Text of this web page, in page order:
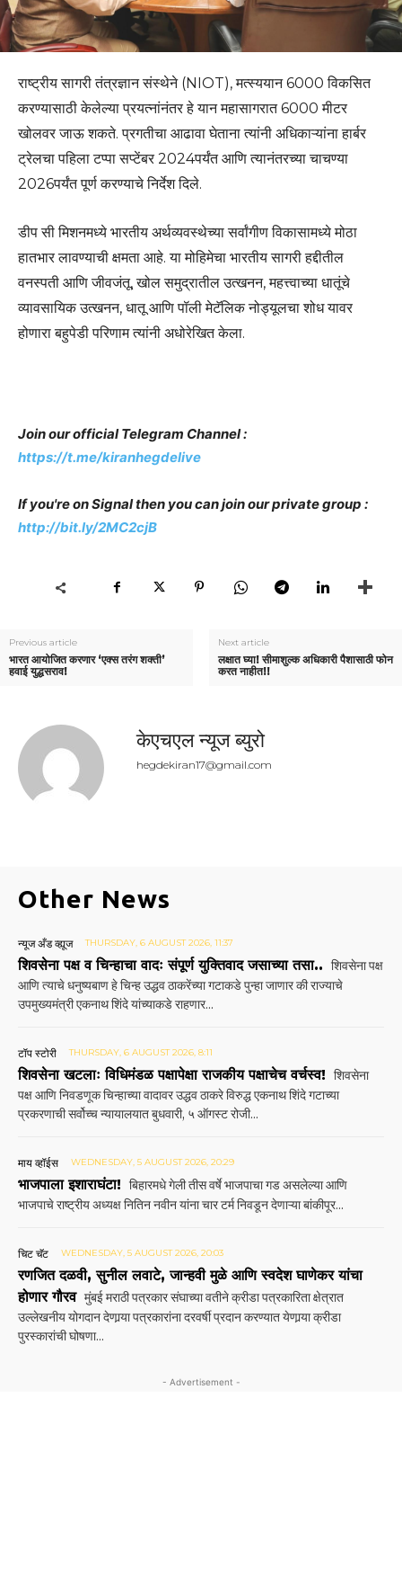
राष्ट्रीय सागरी तंत्रज्ञान संस्थेने (NIOT), मत्स्ययान 6000 विकसित
करण्यासाठी केलेल्या प्रयत्नांनंतर हे यान महासागरात 6000 मीटर
खोलवर जाऊ शकते. प्रगतीचा आढावा घेताना त्यांनी अधिकाऱ्यांना हार्बर
ट्रेलचा पहिला टप्पा सप्टेंबर 2024पर्यंत आणि त्यानंतरच्या चाचण्या
2026पर्यंत पूर्ण करण्याचे निर्देश दिले.
डीप सी मिशनमध्ये भारतीय अर्थव्यवस्थेच्या सर्वांगीण विकासामध्ये मोठा
हातभार लावण्याची क्षमता आहे. या मोहिमेचा भारतीय सागरी हद्दीतील
वनस्पती आणि जीवजंतू, खोल समुद्रातील उत्खनन, महत्त्वाच्या धातूंचे
व्यावसायिक उत्खनन, धातू आणि पॉली मेटॅलिक नोड्यूलचा शोध यावर
होणारा बहुपेडी परिणाम त्यांनी अधोरेखित केला.
Join our official Telegram Channel :
https://t.me/kiranhegdelive
If you're on Signal then you can join our private group :
http://bit.ly/2MC2cjB
Previous article
भारत आयोजित करणार ‘एक्स तरंग शक्ती’
हवाई युद्धसराव!
Next article
लक्षात घ्या! सीमाशुल्क अधिकारी पैशासाठी फोन
करत नाहीत!!
केएचएल न्यूज ब्युरो
hegdekiran17@gmail.com
Other News
न्यूज अँड व्ह्यूज THURSDAY, 6 AUGUST 2026, 11:37
शिवसेना पक्ष व चिन्हाचा वादः संपूर्ण युक्तिवाद जसाच्या तसा.. शिवसेना पक्ष
आणि त्याचे धनुष्यबाण हे चिन्ह उद्धव ठाकरेंच्या गटाकडे पुन्हा जाणार की राज्याचे
उपमुख्यमंत्री एकनाथ शिंदे यांच्याकडे राहणार...
टॉप स्टोरी THURSDAY, 6 AUGUST 2026, 8:11
शिवसेना खटलाः विधिमंडळ पक्षापेक्षा राजकीय पक्षाचेच वर्चस्व! शिवसेना
पक्ष आणि निवडणूक चिन्हाच्या वादावर उद्धव ठाकरे विरुद्ध एकनाथ शिंदे गटाच्या
प्रकरणाची सर्वोच्च न्यायालयात बुधवारी, ५ ऑगस्ट रोजी...
माय व्हॉईस WEDNESDAY, 5 AUGUST 2026, 20:29
भाजपाला इशाराघंटा! बिहारमधे गेली तीस वर्षे भाजपाचा गड असलेल्या आणि
भाजपाचे राष्ट्रीय अध्यक्ष नितिन नवीन यांना चार टर्म निवडून देणाऱ्या बांकीपूर...
चिट चॅट WEDNESDAY, 5 AUGUST 2026, 20:03
रणजित दळवी, सुनील लवाटे, जान्हवी मुळे आणि स्वदेश घाणेकर यांचा
होणार गौरव मुंबई मराठी पत्रकार संघाच्या वतीने क्रीडा पत्रकारिता क्षेत्रात
उल्लेखनीय योगदान देणार्‍या पत्रकारांना दरवर्षी प्रदान करण्यात येणार्‍या क्रीडा
पुरस्कारांची घोषणा...
- Advertisement -